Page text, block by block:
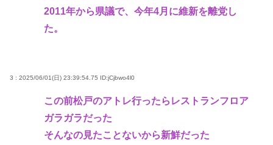
2011年から県議で、今年4月に維新を離党し
た。
3 : 2025/06/01(日) 23:39:54.75 ID:jCjbwo4l0
この前松戸のアトレ行ったらレストランフロア
ガラガラだった
そんなの見たことないから新鮮だった